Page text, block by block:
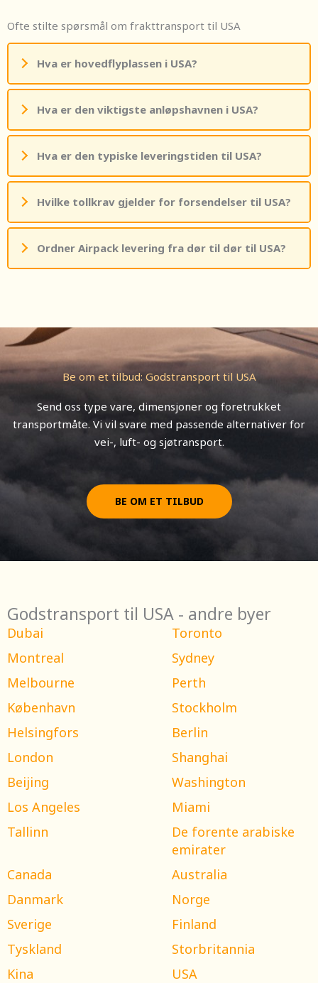
Ofte stilte spørsmål om frakttransport til USA
Hva er hovedflyplassen i USA?
Hva er den viktigste anløpshavnen i USA?
Hva er den typiske leveringstiden til USA?
Hvilke tollkrav gjelder for forsendelser til USA?
Ordner Airpack levering fra dør til dør til USA?
Be om et tilbud: Godstransport til USA
Send oss type vare, dimensjoner og foretrukket
transportmåte. Vi vil svare med passende alternativer for
vei-, luft- og sjøtransport.
BE OM ET TILBUD
Godstransport til USA - andre byer
Dubai
Toronto
Montreal
Sydney
Melbourne
Perth
København
Stockholm
Helsingfors
Berlin
London
Shanghai
Beijing
Washington
Los Angeles
Miami
Tallinn
De forente arabiske
emirater
Canada
Australia
Danmark
Norge
Sverige
Finland
Tyskland
Storbritannia
Kina
USA